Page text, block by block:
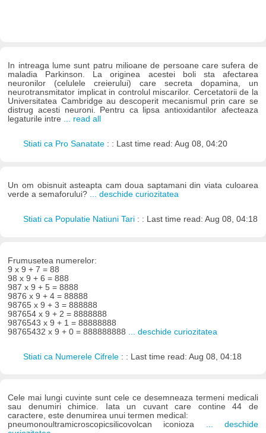
In intreaga lume sunt patru milioane de persoane care sufera de
maladia Parkinson. La originea acestei boli sta afectarea
neuronilor (celulele creierului) care secreta dopamina, un
neurotransmitator implicat in controlul miscarilor. Cercetatorii de la
Universitatea Cambridge au descoperit mecanismul prin care se
distrug acesti neuroni. Pentru ca lipsa antioxidantilor afecteaza
legaturile intre ... read all
Stiati ca Pro Sanatate : : Last time read: Aug 08, 04:20
Un om obisnuit asteapta cam doua saptamani din viata culoarea
verde a semaforului?
... deschide curiozitatea
Stiati ca Populatie Natiuni Tari : : Last time read: Aug 08, 04:18
Frumusetea numerelor:
9 x 9 + 7 = 88
98 x 9 + 6 = 888
987 x 9 + 5 = 8888
9876 x 9 + 4 = 88888
98765 x 9 + 3 = 888888
987654 x 9 + 2 = 8888888
9876543 x 9 + 1 = 88888888
98765432 x 9 + 0 = 888888888
... deschide curiozitatea
Stiati ca Numerele Cifrele : : Last time read: Aug 08, 04:18
Cele mai lungi cuvinte sunt cele ce desemneaza termeni medicali
sau denumiri chimice. Iata un cuvant care contine 44 de
caractere, este denumirea unui termen medical:
pneumonoultramicroscopicsilicovolcan iconioza ... deschide